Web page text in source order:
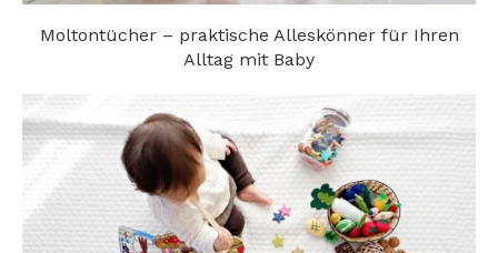
Moltontücher – praktische Alleskönner für Ihren
Alltag mit Baby